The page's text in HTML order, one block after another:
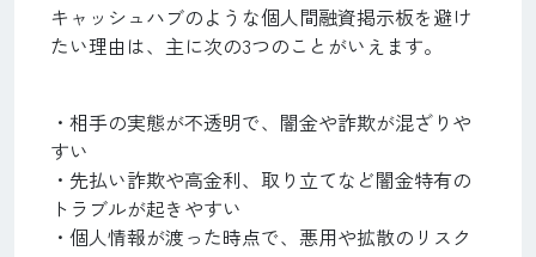
キャッシュハブのような個人間融資掲示板を避け
たい理由は、主に次の3つのことがいえます。
・相手の実態が不透明で、闇金や詐欺が混ざりや
すい
・先払い詐欺や高金利、取り立てなど闇金特有の
トラブルが起きやすい
・個人情報が渡った時点で、悪用や拡散のリスク